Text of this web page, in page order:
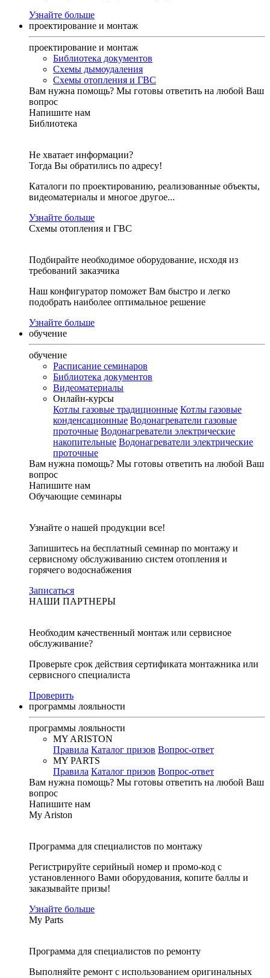
Узнайте больше
проектирование и монтаж
проектирование и монтаж
Библиотека документов
Схемы дымоудаления
Схемы отопления и ГВС
Вам нужна помощь? Мы готовы ответить на любой Ваш
вопрос
Напишите нам
Библиотека
Не хватает информации?
Тогда Вы обратились по адресу!
Каталоги по проектированию, реализованные объекты,
видеоматериалы и многое другое...
Узнайте больше
Схемы отопления и ГВС
Подбирайте необходимое оборудование, исходя из
требований заказчика
Наш конфигуратор поможет Вам быстро и легко
подобрать наиболее оптимальное решение
Узнайте больше
обучение
обучение
Расписание семинаров
Библиотека документов
Видеоматериалы
Онлайн-курсы
Котлы газовые традиционные Котлы газовые
конденсационные Водонагреватели газовые
проточные Водонагреватели электрические
накопительные Водонагреватели электрические
проточные
Вам нужна помощь? Мы готовы ответить на любой Ваш
вопрос
Напишите нам
Обучающие семинары
Узнайте о нашей продукции все!
Запишитесь на бесплатный семинар по монтажу и
сервисному обслуживанию систем отопления и
горячего водоснабжения
Записаться
НАШИ ПАРТНЕРЫ
Необходим качественный монтаж или сервисное
обслуживание?
Проверьте срок действия сертификата монтажника или
сервисного специалиста
Проверить
программы лояльности
программы лояльности
MY ARISTON
Правила Каталог призов Вопрос-ответ
MY PARTS
Правила Каталог призов Вопрос-ответ
Вам нужна помощь? Мы готовы ответить на любой Ваш
вопрос
Напишите нам
My Ariston
Программа для специалистов по монтажу
Регистрируйте серийный номер и промо-код с
установленного Вами оборудования, копите баллы и
заказывайте призы!
Узнайте больше
My Parts
Программа для специалистов по ремонту
Выполняйте ремонт с использованием оригинальных